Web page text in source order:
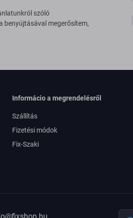
szóló
benyújtásával megerősítem,
Informácio a megrendelésről
Szállítás
Fizetési módok
Fix-Szaki